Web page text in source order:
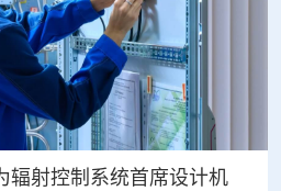
辐射控制系统首席设计机